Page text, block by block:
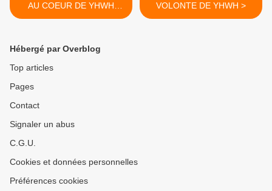
AU COEUR DE YHWH
(FIN)
VOLONTE DE YHWH >
Hébergé par Overblog
Top articles
Pages
Contact
Signaler un abus
C.G.U.
Cookies et données personnelles
Préférences cookies